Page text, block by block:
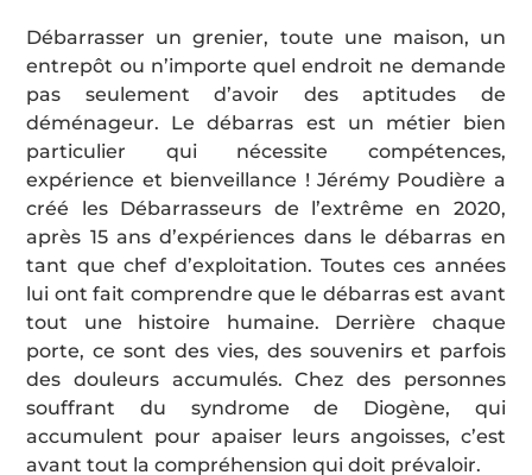
Débarrasser un grenier, toute une maison, un
entrepôt ou n’importe quel endroit ne demande
pas seulement d’avoir des aptitudes de
déménageur. Le débarras est un métier bien
particulier qui nécessite compétences,
expérience et bienveillance ! Jérémy Poudière a
créé les Débarrasseurs de l’extrême en 2020,
après 15 ans d’expériences dans le débarras en
tant que chef d’exploitation. Toutes ces années
lui ont fait comprendre que le débarras est avant
tout une histoire humaine. Derrière chaque
porte, ce sont des vies, des souvenirs et parfois
des douleurs accumulés. Chez des personnes
souffrant du syndrome de Diogène, qui
accumulent pour apaiser leurs angoisses, c’est
avant tout la compréhension qui doit prévaloir.